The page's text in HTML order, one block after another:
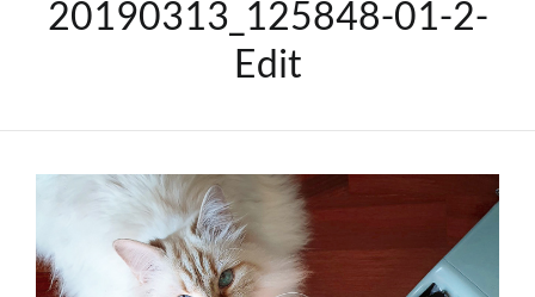
20190313_125848-01-2-
Edit